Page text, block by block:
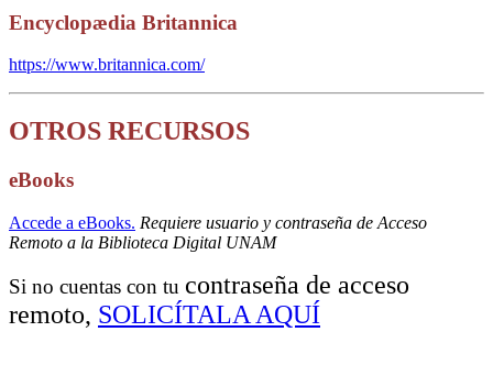
Encyclopædia Britannica
https://www.britannica.com/
OTROS RECURSOS
eBooks
Accede a eBooks. Requiere usuario y contraseña de Acceso
Remoto a la Biblioteca Digital UNAM
Si no cuentas con tu contraseña de acceso
remoto, SOLICÍTALA AQUÍ